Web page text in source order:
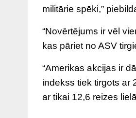
militārie spēki,”
“Novērtējums ir vēl
kas pāriet no ASV
“Amerikas akcijas ir
indekss tiek tirgots ar
ar tikai 12,6 reizes